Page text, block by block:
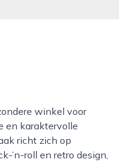
en karaktervolle
richt zich op
’n-roll en retro design,